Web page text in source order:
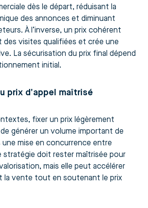
dès le départ, réduisant la
des annonces et diminuant
À l’inverse, un prix cohérent
des visites qualifiées et crée une
La sécurisation du prix final dépend
initial.
prix d’appel maîtrisé
fixer un prix légèrement
générer un volume important de
mise en concurrence entre
stratégie doit rester maîtrisée pour
mais elle peut accélérer
la vente tout en soutenant le prix